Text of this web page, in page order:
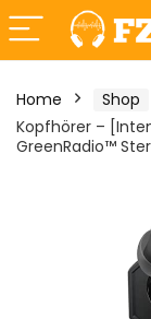
Home Shop
Kopfhörer –
GreenRadio™